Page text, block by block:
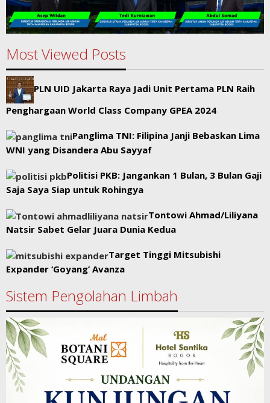
Most Viewed Posts
PLN UID Jakarta Raya Jadi Unit Pertama PLN Raih
Penghargaan World Class Company GPEA 2024
Panglima TNI: Filipina Janji Bebaskan Lima
WNI yang Disandera Abu Sayyaf
Politisi PKB: Jangankan 1 Bulan, 3 Bulan Gaji
Saja Saya Siap untuk Rohingya
Tontowi Ahmad/Liliyana
Natsir Sabet Gelar Juara Dunia Kedua
Target Tinggi Mitsubishi
Expander ‘Goyang’ Avanza
Sistem Pengolahan Limbah